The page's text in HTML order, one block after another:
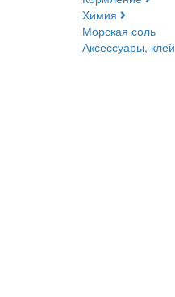
Химия
Морская соль
Аксессуары, клей